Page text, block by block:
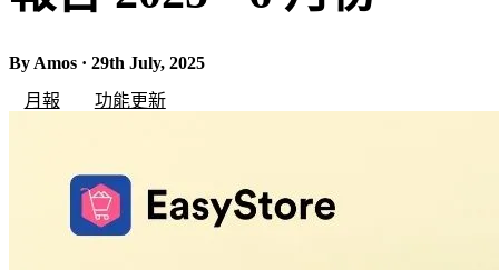
By Amos · 29th July, 2025
月報
功能更新